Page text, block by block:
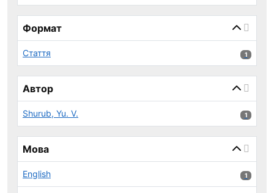
Формат
Стаття 1
1
Автор
Shurub, Yu. V. 1
1
Мова
English 1
1